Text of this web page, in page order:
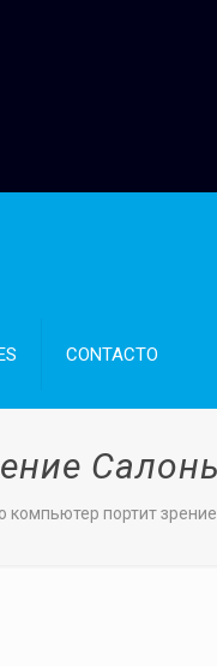
CONTACTO
компьютер портит